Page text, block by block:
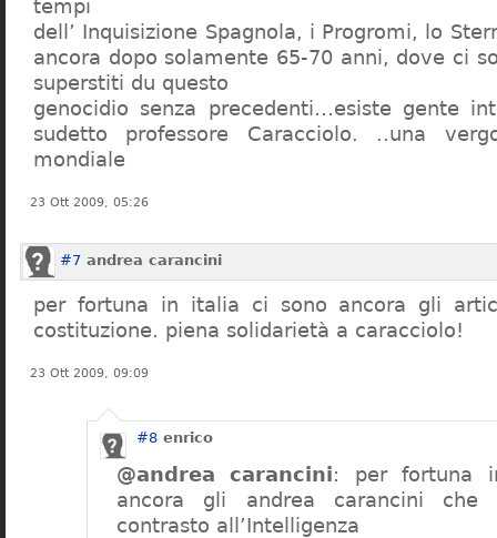
tempi
dell’ Inquisizione Spagnola, i Progromi, lo
ancora dopo solamente 65-70 anni, dove ci
superstiti du questo
genocidio senza precedenti…esiste gente
sudetto professore Caracciolo. ..una
mondiale
23 Ott 2009, 05:26
#7 andrea carancini
per fortuna in italia ci sono ancora gli
costituzione. piena solidarietà a caracciolo!
23 Ott 2009, 09:09
#8 enrico
@andrea carancini: per fortuna
ancora gli andrea carancini
contrasto all’Intelligenza